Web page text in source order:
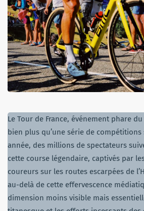
Le Tour de France, événement phare
bien plus qu’une série de compétitions
année, des millions de spectateurs
cette course légendaire, captivés par
coureurs sur les routes escarpées de
au-delà de cette effervescence
dimension moins visible mais